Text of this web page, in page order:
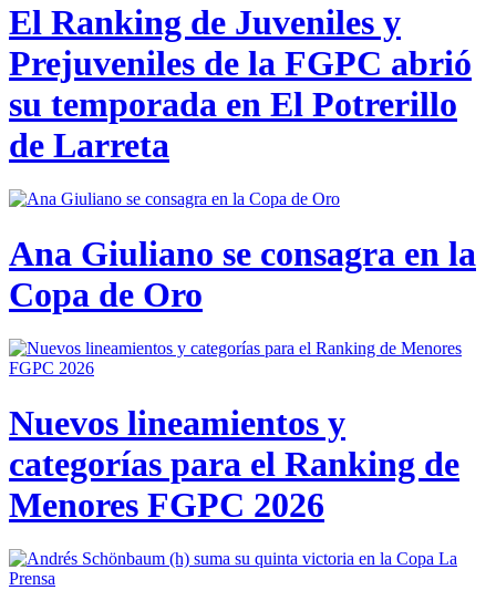
El Ranking de Juveniles y
Prejuveniles de la FGPC abrió
su temporada en El Potrerillo
de Larreta
Ana Giuliano se consagra en la
Copa de Oro
Nuevos lineamientos y
categorías para el Ranking de
Menores FGPC 2026